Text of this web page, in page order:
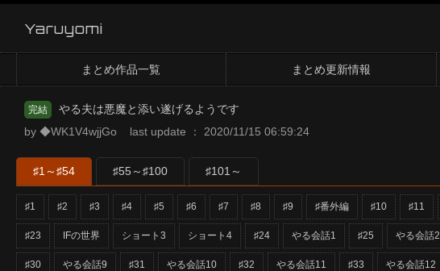
Yaruyomi
まとめ作品一覧 まとめ更新情報
完結
やる夫は悪魔と添い遂げるようです
by ◆WK1V4wjjGo last update ： 2020/11/15 06:59:24
♯1～♯54 ♯55～♯100 ♯101～
♯1 ♯2 ♯3 ♯4 ♯5 ♯6 ♯7 ♯8 ♯9 ♯番外編 ♯10 ♯11
♯23 IFの世界 ショート3 ショート4 ♯24 やる会話1 ♯25 やる会話2
♯30 やる会話9 ♯31 やる会話10 ♯32 やる会話11 ♯33 やる会話12